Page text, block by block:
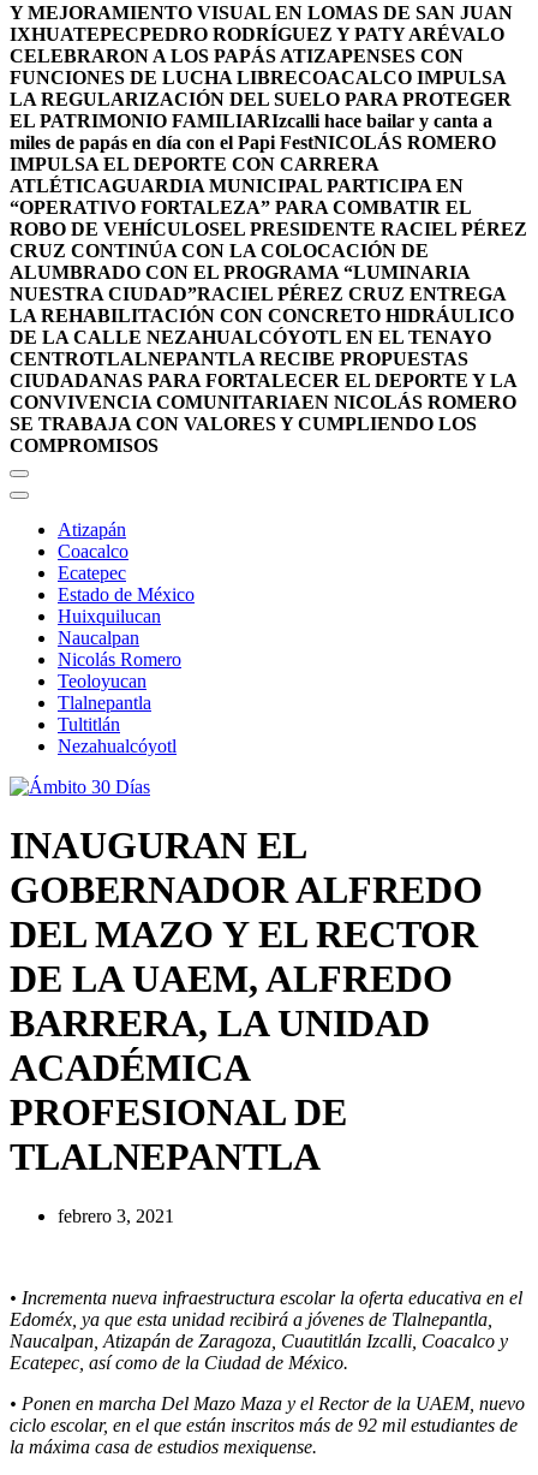
Y MEJORAMIENTO VISUAL EN LOMAS DE SAN JUAN
IXHUATEPECPEDRO RODRÍGUEZ Y PATY ARÉVALO
CELEBRARON A LOS PAPÁS ATIZAPENSES CON
FUNCIONES DE LUCHA LIBRECOACALCO IMPULSA
LA REGULARIZACIÓN DEL SUELO PARA PROTEGER
EL PATRIMONIO FAMILIARIzcalli hace bailar y canta a
miles de papás en día con el Papi FestNICOLÁS ROMERO
IMPULSA EL DEPORTE CON CARRERA
ATLÉTICAGUARDIA MUNICIPAL PARTICIPA EN
“OPERATIVO FORTALEZA” PARA COMBATIR EL
ROBO DE VEHÍCULOSEL PRESIDENTE RACIEL PÉREZ
CRUZ CONTINÚA CON LA COLOCACIÓN DE
ALUMBRADO CON EL PROGRAMA “LUMINARIA
NUESTRA CIUDAD”RACIEL PÉREZ CRUZ ENTREGA
LA REHABILITACIÓN CON CONCRETO HIDRÁULICO
DE LA CALLE NEZAHUALCÓYOTL EN EL TENAYO
CENTROTLALNEPANTLA RECIBE PROPUESTAS
CIUDADANAS PARA FORTALECER EL DEPORTE Y LA
CONVIVENCIA COMUNITARIAEN NICOLÁS ROMERO
SE TRABAJA CON VALORES Y CUMPLIENDO LOS
COMPROMISOS
Atizapán
Coacalco
Ecatepec
Estado de México
Huixquilucan
Naucalpan
Nicolás Romero
Teoloyucan
Tlalnepantla
Tultitlán
Nezahualcóyotl
INAUGURAN EL
GOBERNADOR ALFREDO
DEL MAZO Y EL RECTOR
DE LA UAEM, ALFREDO
BARRERA, LA UNIDAD
ACADÉMICA
PROFESIONAL DE
TLALNEPANTLA
febrero 3, 2021
• Incrementa nueva infraestructura escolar la oferta educativa en el
Edoméx, ya que esta unidad recibirá a jóvenes de Tlalnepantla,
Naucalpan, Atizapán de Zaragoza, Cuautitlán Izcalli, Coacalco y
Ecatepec, así como de la Ciudad de México.
• Ponen en marcha Del Mazo Maza y el Rector de la UAEM, nuevo
ciclo escolar, en el que están inscritos más de 92 mil estudiantes de
la máxima casa de estudios mexiquense.